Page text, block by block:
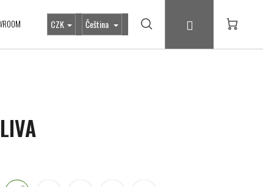
CZK Čeština Hledat PřihlášeníNákupní